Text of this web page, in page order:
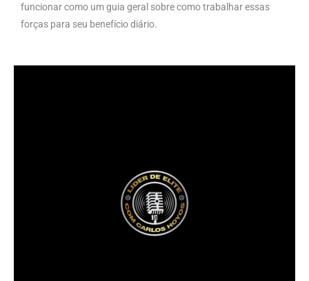
funcionar como um guia geral sobre como trabalhar essas
forças para seu benefício diário.